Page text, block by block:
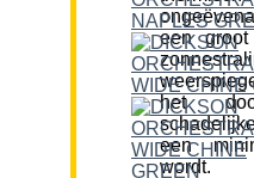
een
het
een
wordt.